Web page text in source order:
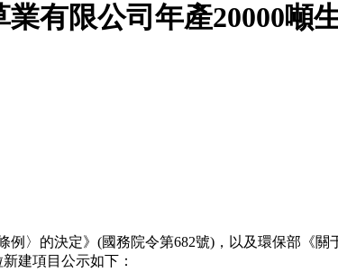
業有限公司年產20000噸
〉的決定》(國務院令第682號)，以及環保部《
建項目公示如下：